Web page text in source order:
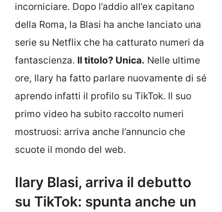
incorniciare. Dopo l’addio all’ex capitano
della Roma, la Blasi ha anche lanciato una
serie su Netflix che ha catturato numeri da
fantascienza. Il titolo? Unica. Nelle ultime
ore, Ilary ha fatto parlare nuovamente di sé
aprendo infatti il profilo su TikTok. Il suo
primo video ha subito raccolto numeri
mostruosi: arriva anche l’annuncio che
scuote il mondo del web.
Ilary Blasi, arriva il debutto
su TikTok: spunta anche un